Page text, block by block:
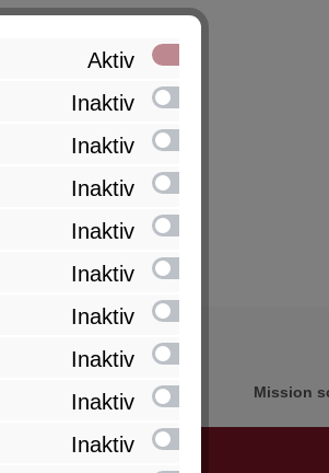
Made in Bremervörde Mission
Aktiv
Inaktiv
Inaktiv
Inaktiv
Inaktiv
Inaktiv
Inaktiv
Inaktiv
Inaktiv
Inaktiv